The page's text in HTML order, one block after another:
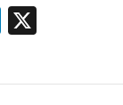
LinkedIn